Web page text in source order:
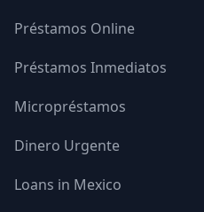
Préstamos Online
Préstamos Inmediatos
Micropréstamos
Dinero Urgente
Loans in Mexico